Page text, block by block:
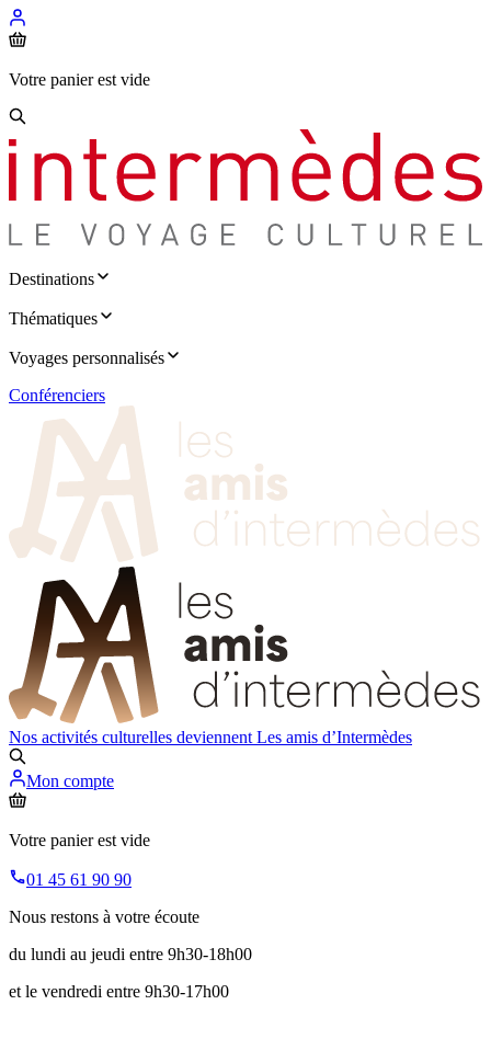
Votre panier est vide
Destinations
Thématiques
Voyages personnalisés
Conférenciers
Nos activités culturelles deviennent Les amis d’Intermèdes
Mon compte
Votre panier est vide
01 45 61 90 90
Nous restons à votre écoute
du lundi au jeudi entre 9h30-18h00
et le vendredi entre 9h30-17h00